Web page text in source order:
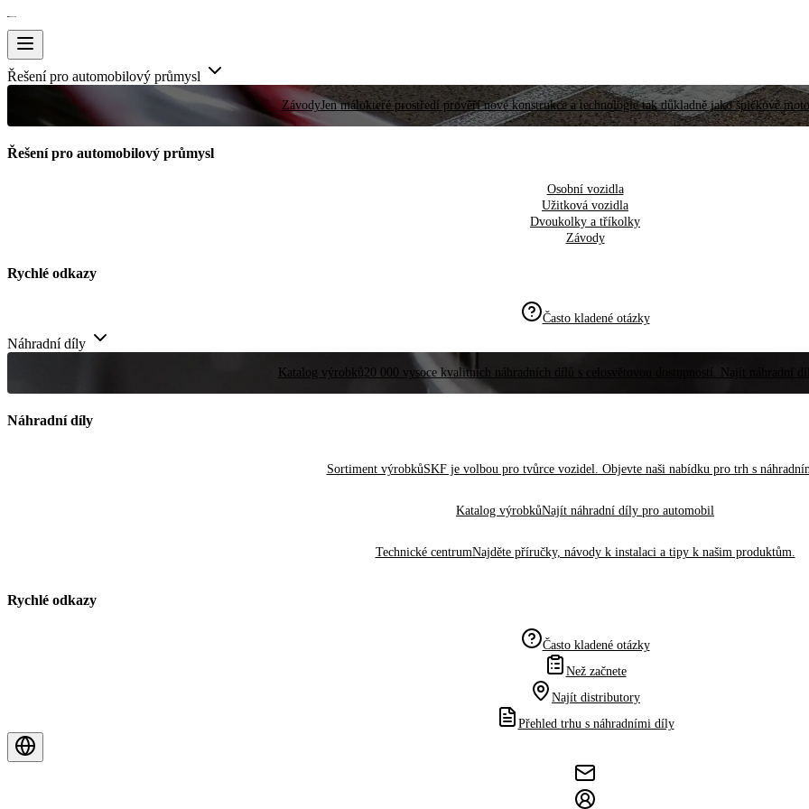
Řešení pro automobilový průmysl
ZávodyJen málokteré prostředí prověří nové konstrukce a technologie tak důkladně jako špičkové
Řešení pro automobilový průmysl
Osobní vozidla
Užitková vozidla
Dvoukolky a tříkolky
Závody
Rychlé odkazy
Často kladené otázky
Náhradní díly
Katalog výrobků20 000 vysoce kvalitních náhradních dílů s celosvětovou dostupností. Najít náhradní
Náhradní díly
Sortiment výrobkůSKF je volbou pro tvůrce vozidel. Objevte naši nabídku pro trh s
Katalog výrobkůNajít náhradní díly pro automobil
Technické centrumNajděte příručky, návody k instalaci a tipy k našim produktům.
Rychlé odkazy
Často kladené otázky
Než začnete
Najít distributory
Přehled trhu s náhradními díly